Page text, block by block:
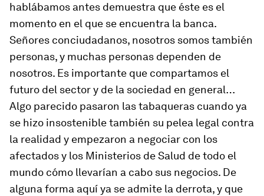
hablábamos antes demuestra que éste es el
momento en el que se encuentra la banca.
Señores conciudadanos, nosotros somos también
personas, y muchas personas dependen de
nosotros. Es importante que compartamos el
futuro del sector y de la sociedad en general…
Algo parecido pasaron las tabaqueras cuando ya
se hizo insostenible también su pelea legal contra
la realidad y empezaron a negociar con los
afectados y los Ministerios de Salud de todo el
mundo cómo llevarían a cabo sus negocios. De
alguna forma aquí ya se admite la derrota, y que